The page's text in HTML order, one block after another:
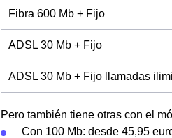
Fibra 600 Mb + Fijo
ADSL 30 Mb + Fijo
ADSL 30 Mb + Fijo llamadas
Pero también tiene otras con el
Con 100 Mb: desde 45,95